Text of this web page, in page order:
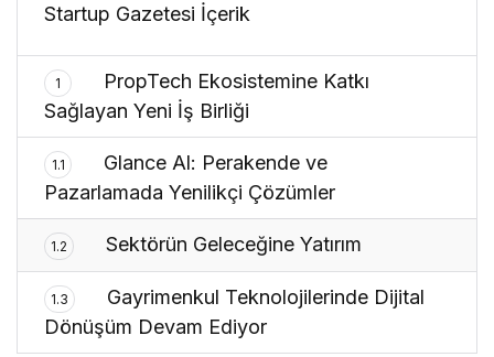
Startup Gazetesi İçerik
1
PropTech Ekosistemine Katkı
Sağlayan Yeni İş Birliği
1.1
Glance Al: Perakende ve
Pazarlamada Yenilikçi Çözümler
1.2 Sektörün Geleceğine Yatırım
1.3
Gayrimenkul Teknolojilerinde Dijital
Dönüşüm Devam Ediyor